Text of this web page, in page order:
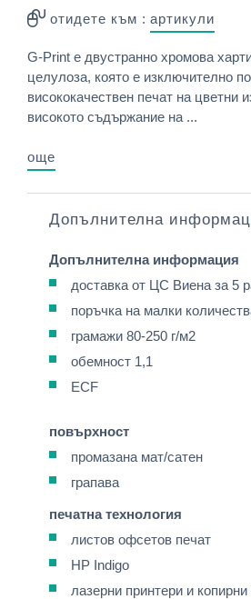
отидете към : артикули
G-Print е двустранно хромова
целулоза, която е изключително
висококачествен печат на цветни
високото съдържание на ...
още
Допълнителна
Допълнителна информация
доставка от ЦС Виена за 5
поръчка на малки
грамажи 80-250 г/м2
обемност 1,1
ECF
повърхност
промазана мат/сатен
грапава
печатна технология
листов офсетов печат
HP Indigo
лазерни принтери и